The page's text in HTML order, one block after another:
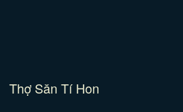
Thợ Săn Tí Hon